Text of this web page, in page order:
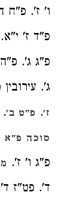
ו' ז'. פ"ח
פ"ד ז'
פ"ג ג'.
ג'.
ז'. פ"ט ב'.
סוכה פ"א
פ"ג ו' ז'.
ד'. פט"ז